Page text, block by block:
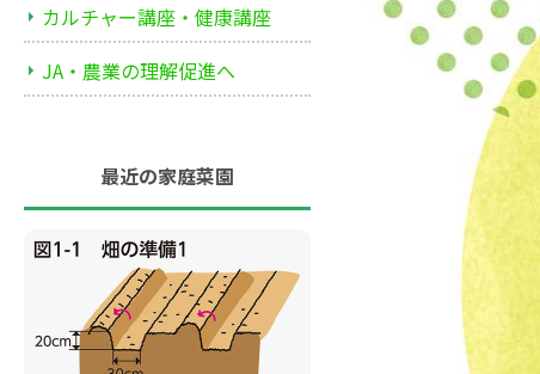
カルチャー講座・健康講座
JA・農業の理解促進へ
最近の家庭菜園